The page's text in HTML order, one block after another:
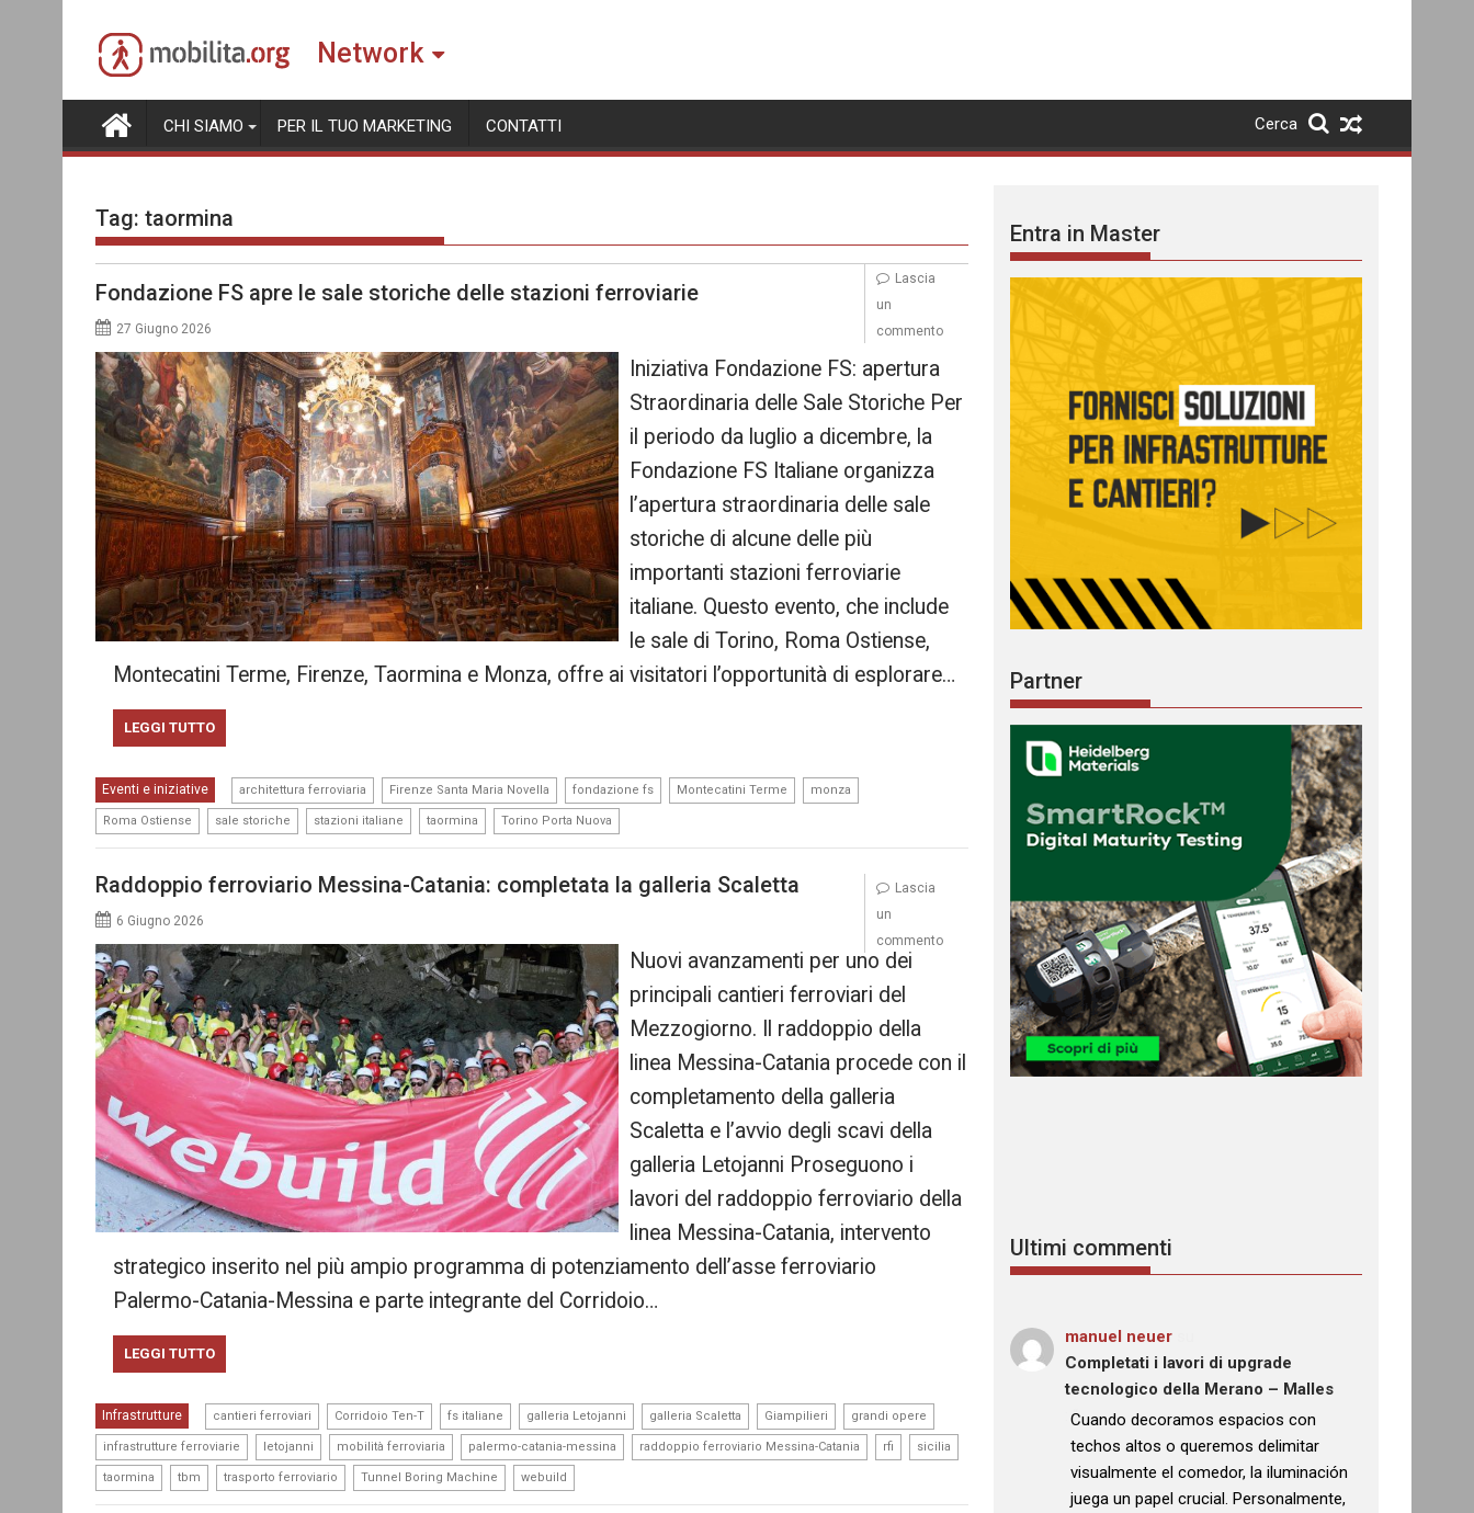
content
Network
CHI SIAMO PER IL TUO MARKETING CONTATTI Cerca
Tag: taormina
Fondazione FS apre le sale storiche delle stazioni ferroviarie
27 Giugno 2026
Iniziativa Fondazione FS: apertura
Straordinaria delle Sale Storiche Per
il periodo da luglio a dicembre, la
Fondazione FS Italiane organizza
l’apertura straordinaria delle sale
storiche di alcune delle più
importanti stazioni ferroviarie
italiane. Questo evento, che include
le sale di Torino, Roma Ostiense,
Montecatini Terme, Firenze, Taormina e Monza, offre ai visitatori l’opportunità di esplorare…
LEGGI TUTTO
Eventi e iniziative architettura ferroviaria Firenze Santa Maria Novella fondazione fs Montecatini Terme monza
Roma Ostiense sale storiche stazioni italiane taormina Torino Porta Nuova
Lascia
un
commento
Raddoppio ferroviario Messina-Catania: completata la galleria Scaletta
6 Giugno 2026
Nuovi avanzamenti per uno dei
principali cantieri ferroviari del
Mezzogiorno. Il raddoppio della
linea Messina-Catania procede con il
completamento della galleria
Scaletta e l’avvio degli scavi della
galleria Letojanni Proseguono i
lavori del raddoppio ferroviario della
linea Messina-Catania, intervento
strategico inserito nel più ampio programma di potenziamento dell’asse ferroviario
Palermo-Catania-Messina e parte integrante del Corridoio…
LEGGI TUTTO
Infrastrutture cantieri ferroviari Corridoio Ten-T fs italiane galleria Letojanni galleria Scaletta Giampilieri grandi opere
infrastrutture ferroviarie letojanni mobilità ferroviaria palermo-catania-messina raddoppio ferroviario Messina-Catania rfi sicilia
taormina tbm trasporto ferroviario Tunnel Boring Machine webuild
Lascia
un
commento
Entra in Master
Partner
Ultimi commenti
manuel neuer
Completati i lavori di upgrade
tecnologico della Merano – Malles
: “
Cuando decoramos espacios con
techos altos o queremos delimitar
visualmente el comedor, la iluminación
juega un papel crucial. Personalmente,